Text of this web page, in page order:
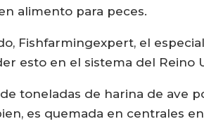
alimento para peces.
Fishfarmingexpert, el
esto en el sistema del Reino
toneladas de harina de ave
es quemada en centrales